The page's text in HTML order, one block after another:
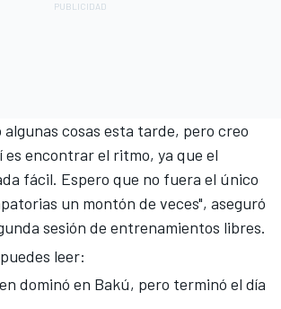
algunas cosas esta tarde, pero creo
es encontrar el ritmo, ya que el
fácil. Espero que no fuera el único
un montón de veces", aseguró
sesión de entrenamientos libres.
leer:
dominó en Bakú, pero terminó el día